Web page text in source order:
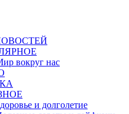
вокруг нас
и долголетие